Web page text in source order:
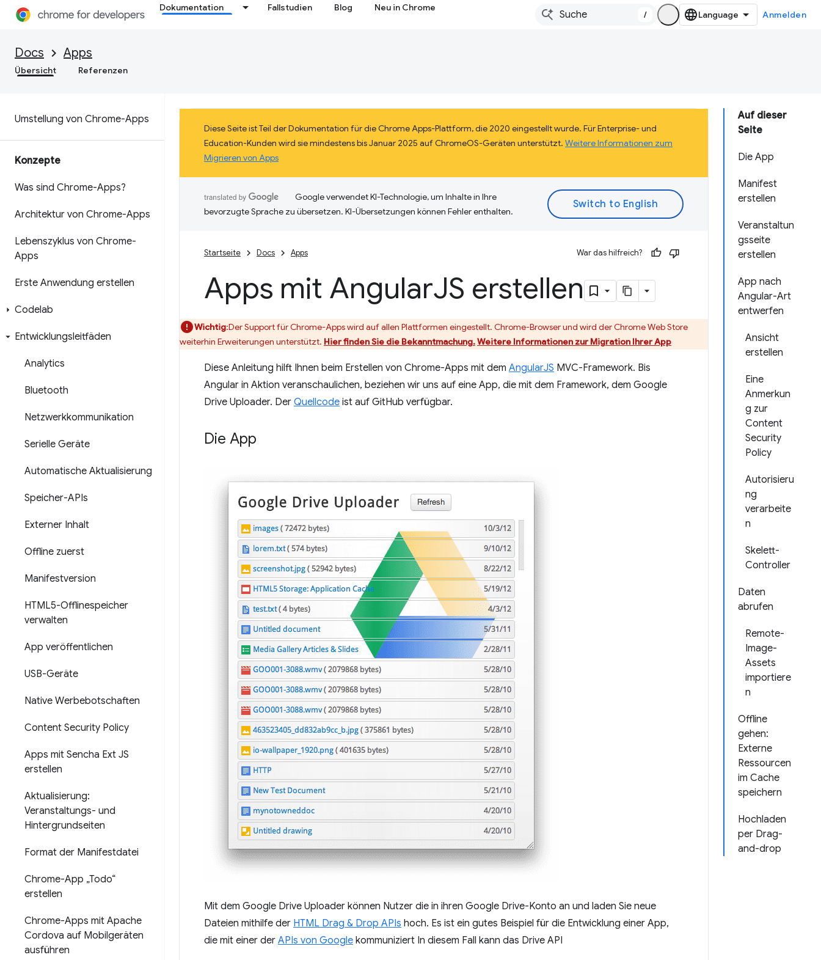
Dokumentation Fallstudien Blog Neu in Chrome
/ Anmelden
Docs Apps
Übersicht Referenzen
Umstellung von Chrome-Apps
Konzepte
Was sind Chrome-Apps?
Architektur von Chrome-Apps
Lebenszyklus von Chrome-
Apps
Erste Anwendung erstellen
Codelab
Entwicklungsleitfäden
Analytics
Bluetooth
Netzwerkkommunikation
Serielle Geräte
Automatische Aktualisierung
Speicher-APIs
Externer Inhalt
Offline zuerst
Manifestversion
HTML5-Offlinespeicher
verwalten
App veröffentlichen
USB-Geräte
Native Werbebotschaften
Content Security Policy
Apps mit Sencha Ext JS
erstellen
Aktualisierung:
Veranstaltungs- und
Hintergrundseiten
Format der Manifestdatei
Chrome-App „Todo“
erstellen
Chrome-Apps mit Apache
Cordova auf Mobilgeräten
ausführen
Auf dieser
Seite
Die App
Manifest
erstellen
Veranstaltun
gsseite
erstellen
App nach
Angular-Art
entwerfen
Ansicht
erstellen
Eine
Anmerkun
g zur
Content
Security
Policy
Autorisieru
ng
verarbeite
n
Skelett-
Controller
Daten
abrufen
Remote-
Image-
Assets
importiere
n
Offline
gehen:
Externe
Ressourcen
im Cache
speichern
Hochladen
per Drag-
and-drop
Diese Seite ist Teil der Dokumentation für die Chrome Apps-Plattform, die 2020 eingestellt wurde. Für Enterprise- und
Education-Kunden wird sie mindestens bis Januar 2025 auf ChromeOS-Geräten unterstützt. Weitere Informationen zum
Migrieren von Apps
Google verwendet KI-Technologie, um Inhalte in Ihre
bevorzugte Sprache zu übersetzen. KI-Übersetzungen können Fehler enthalten.
Startseite Docs Apps War das hilfreich?
Apps mit AngularJS erstellen
Wichtig:Der Support für Chrome-Apps wird auf allen Plattformen eingestellt. Chrome-Browser und wird der Chrome Web Store
weiterhin Erweiterungen unterstützt. Hier finden Sie die Bekanntmachung.Weitere Informationen zur Migration Ihrer App
Diese Anleitung hilft Ihnen beim Erstellen von Chrome-Apps mit dem AngularJS MVC-Framework. Bis
Angular in Aktion veranschaulichen, beziehen wir uns auf eine App, die mit dem Framework, dem Google
Drive Uploader. Der Quellcode ist auf GitHub verfügbar.
Die App
Mit dem Google Drive Uploader können Nutzer die in ihren Google Drive-Konto an und laden Sie neue
Dateien mithilfe der HTML Drag & Drop APIs hoch. Es ist ein gutes Beispiel für die Entwicklung einer App,
die mit einer der APIs von Google kommuniziert In diesem Fall kann das Drive API